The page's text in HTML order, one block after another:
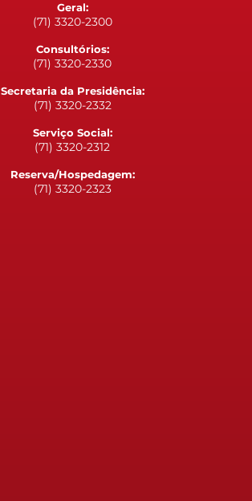
Geral:
(71) 3320-2300
Consultórios:
(71) 3320-2330
Secretaria da Presidência:
(71) 3320-2332
Serviço Social:
(71) 3320-2312
Reserva/Hospedagem:
(71) 3320-2323